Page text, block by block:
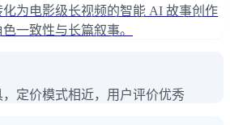
为电影级长视频的智能 AI 故事创作
一致性与长篇叙事。
，定价模式相近，用户评价优秀